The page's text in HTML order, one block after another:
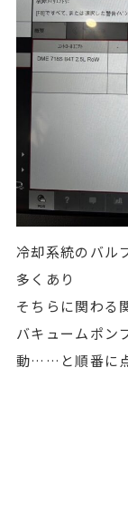
冷却系統のバル
多くあり
そちらに関わる
バキュームポン
動……と順番に